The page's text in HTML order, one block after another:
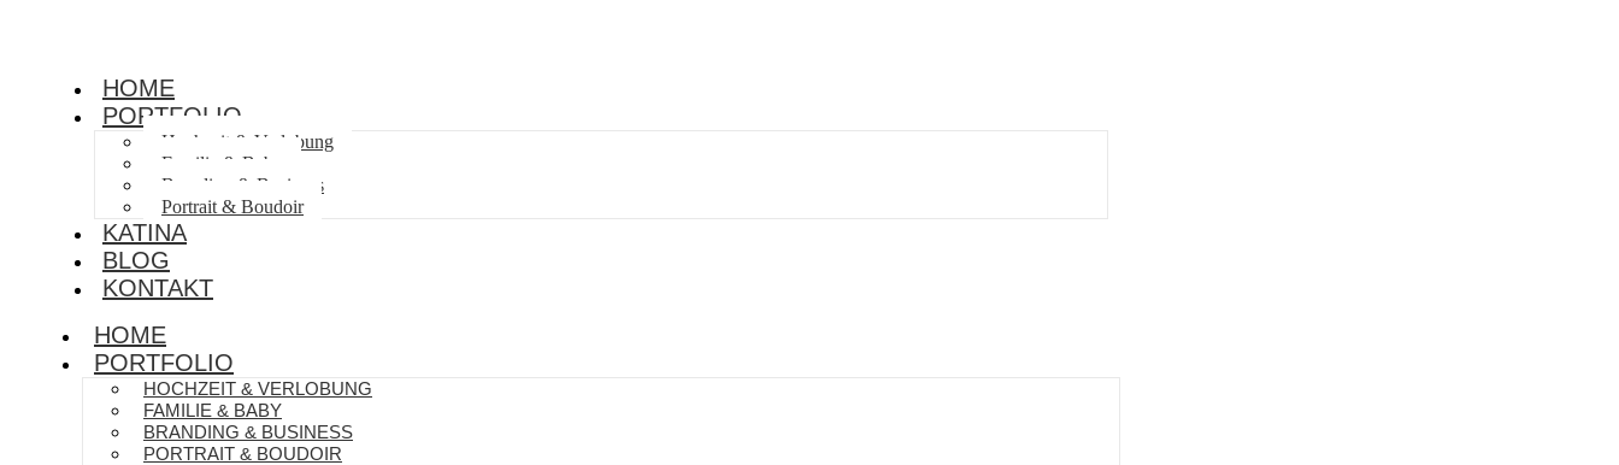
HOME
PORTFOLIO
Hochzeit & Verlobung
Familie & Baby
Branding & Business
Portrait & Boudoir
KATINA
BLOG
KONTAKT
HOME
PORTFOLIO
HOCHZEIT & VERLOBUNG
FAMILIE & BABY
BRANDING & BUSINESS
PORTRAIT & BOUDOIR